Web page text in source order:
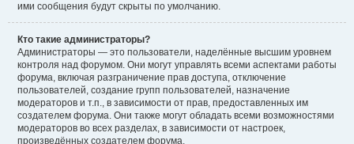
ими сообщения будут скрыты по умолчанию.
Кто такие администраторы?
Администраторы — это пользователи, наделённые высшим уровнем
контроля над форумом. Они могут управлять всеми аспектами работы
форума, включая разграничение прав доступа, отключение
пользователей, создание групп пользователей, назначение
модераторов и т.п., в зависимости от прав, предоставленных им
создателем форума. Они также могут обладать всеми возможностями
модераторов во всех разделах, в зависимости от настроек,
произведённых создателем форума.